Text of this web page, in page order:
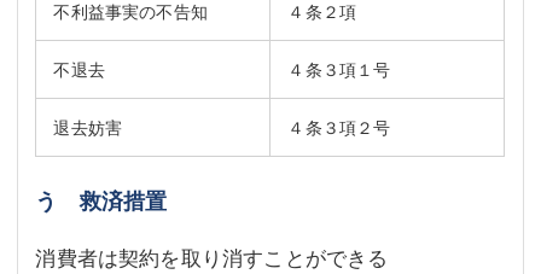
不利益事実の不告知 ４条２項
不退去 ４条３項１号
退去妨害 ４条３項２号
う 救済措置
消費者は契約を取り消すことができる